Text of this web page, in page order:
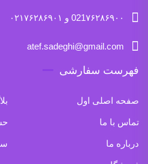
021۷۶۲۸۶۹۰۰ و ۰۲۱۷۶۲۸۶۹۰۱
atef.sadeghi@gmail.com
فهرست سفارشی
صفحه اصلی اول
تماس با ما
درباره ما